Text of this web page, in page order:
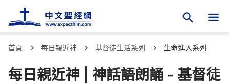
首頁 每日親近神 基督徒生活系列 生命進入系列
每日親近神 | 神話語朗誦 - 基督徒